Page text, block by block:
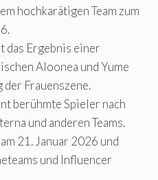
hochkarätigen Team zum
das Ergebnis einer
Aloonea und Yume
Frauenszene.
berühmte Spieler nach
und anderen Teams.
21. Januar 2026 und
und Influencer